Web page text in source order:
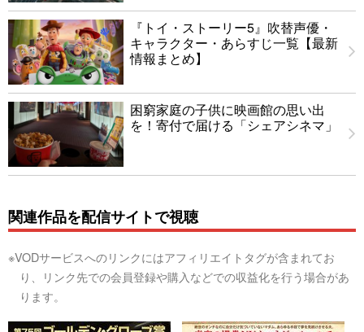
『トイ・ストーリー5』吹替声優・
キャラクター・あらすじ一覧【最新
情報まとめ】
困窮家庭の子供に映画館の思い出
を！寄付で届ける「シェアシネマ」
関連作品を配信サイトで視聴
※VODサービスへのリンクにはアフィリエイトタグが含まれてお
り、リンク先での会員登録や購入などでの収益化を行う場合があ
ります。